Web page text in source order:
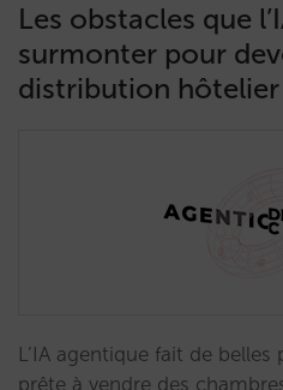
Les obstacles que
surmonter pour
distribution hôtelier
L’IA agentique fait de
prête à vendre des